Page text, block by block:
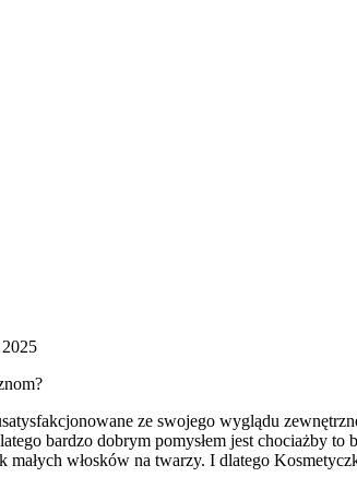
ze swojego wyglądu
bardzo dobrym pomysłem jest chociażby
małych włosków na twarzy. I dlatego